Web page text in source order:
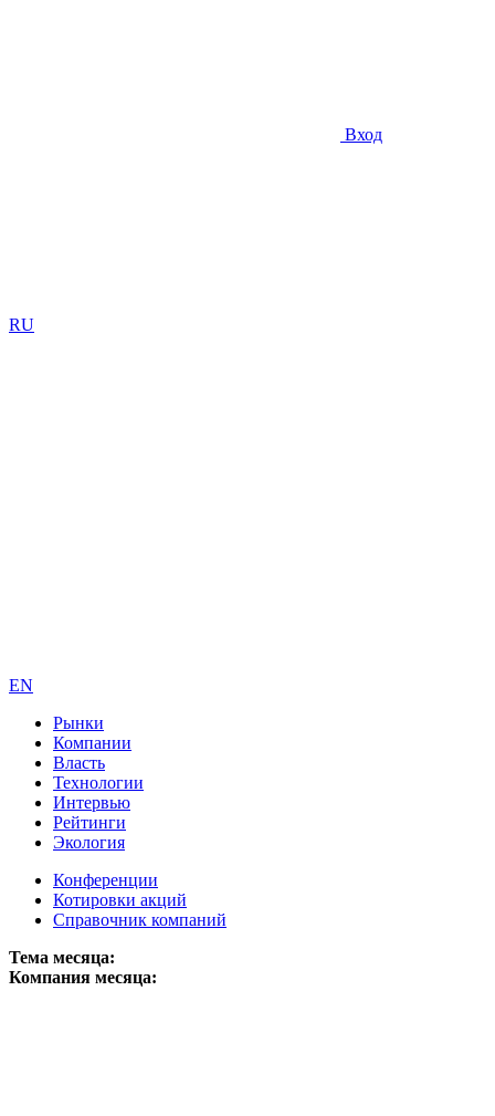
Вход
RU
EN
Рынки
Компании
Власть
Технологии
Интервью
Рейтинги
Экология
Конференции
Котировки акций
Справочник компаний
Тема месяца:
Компания месяца: